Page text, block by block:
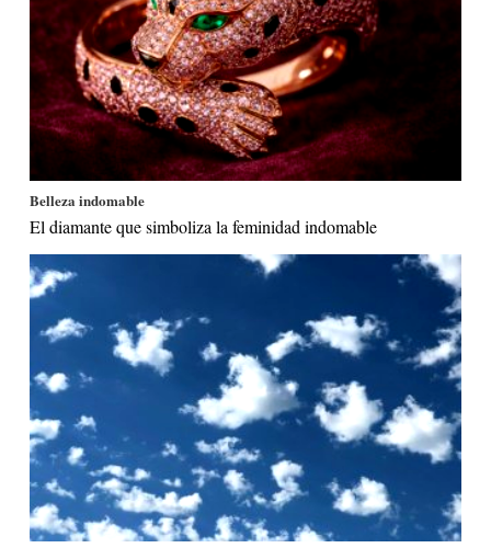
Belleza indomable
El diamante que simboliza la feminidad indomable